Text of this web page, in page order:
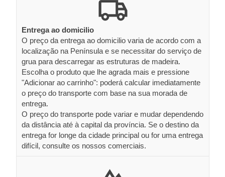
Entrega ao domicilio
O preço da entrega ao domicilio varia de acordo com a
localização na Península e se necessitar do serviço de
grua para descarregar as estruturas de madeira.
Escolha o produto que lhe agrada mais e pressione
"Adicionar ao carrinho": poderá calcular imediatamente
o preço do transporte com base na sua morada de
entrega.
O preço do transporte pode variar e mudar dependendo
da distância até à capital da província. Se o destino da
entrega for longe da cidade principal ou for uma entrega
difícil, consulte os nossos comerciais.